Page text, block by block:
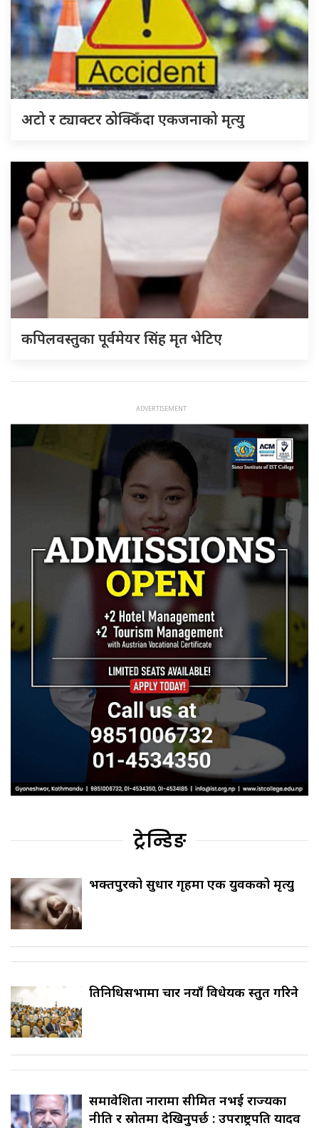
अटो र ट्याक्टर ठोक्किँदा एकजनाको मृत्यु
कपिलवस्तुका पूर्वमेयर सिंह मृत भेटिए
ट्रेन्डिङ
भक्तपुरको सुधार गृहमा एक युवकको मृत्यु
प्रतिनिधिसभामा चार नयाँ विधेयक प्रस्तुत गरिने
समावेशिता नारामा सीमित नभई राज्यका
नीति र स्रोतमा देखिनुपर्छ : उपराष्ट्रपति यादव